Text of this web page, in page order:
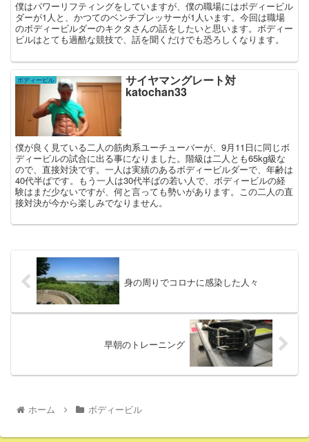
僕はパワーリフティングをしていますが、僕の職場にはボディービル
ダーが1人と、かつてのベンチプレッサーが1人います。今回は職場
のボディービルダーのキクタさんの話をしたいと思います。ボディー
ビルはとても過酷な競技で、話を聞くだけでも恐ろしくなります。
ボディービル サイヤマングレート対
katochan33
僕が良く見ている二人の筋肉系ユーチューバーが、9月11日に同じボ
ディービルの試合に出る事になりました。階級は二人とも65kg級な
ので、直接対決です。一人は実績のあるボディービルダーで、年齢は
40代半ばです。もう一人は30代半ばの若い人で、ボディービルの経
験はまだ少ないですが、何と言っても勢いがあります。この二人の直
接対決が今から楽しみでなりません。
身の周りでコロナに感染した人々
早朝のトレーニング
ホーム ボディービル